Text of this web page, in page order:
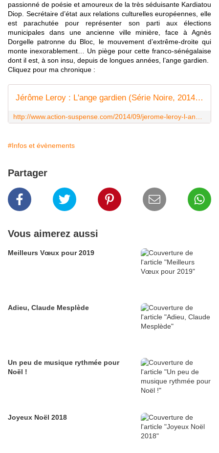
passionné de poésie et amoureux de la très séduisante Kardiatou
Diop. Secrétaire d’état aux relations culturelles européennes, elle
est parachutée pour représenter son parti aux élections
municipales dans une ancienne ville minière, face à Agnès
Dorgelle patronne du Bloc, le mouvement d’extrême-droite qui
monte inexorablement… Un piège pour cette franco-sénégalaise
dont il est, à son insu, depuis de longues années, l’ange gardien.
Cliquez pour ma chronique :
Jérôme Leroy : L'ange gardien (Série Noire, 2014) - Le blog de Claude LE NOCHER
#Infos et évènements
Partager
Vous aimerez aussi
Meilleurs Vœux pour 2019
Adieu, Claude Mesplède
Un peu de musique rythmée pour
Noël !
Joyeux Noël 2018